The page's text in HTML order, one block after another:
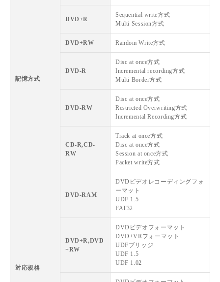
記憶方式
DVD+R
Sequential write方式
Multi Session方式
DVD+RW Random Write方式
DVD-R
Disc at once方式
Incremental recording方式
Multi Border方式
DVD-RW
Disc at once方式
Restricted Overwriting方式
Incremental Recording方式
CD-R,CD-
RW
Track at once方式
Disc at once方式
Session at once方式
Packet write方式
対応規格
DVD-RAM
DVDビデオレコーディングフォ
ーマット
UDF 1.5
FAT32
DVD+R,DVD
+RW
DVDビデオフォーマット
DVD+VRフォーマット
UDFブリッジ
UDF 1.5
UDF 1.02